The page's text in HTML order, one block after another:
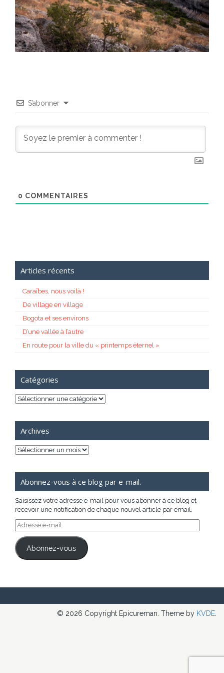
S’abonner
0 COMMENTAIRES
Articles récents
Caraïbes, nous voilà !
De village en village
Bogota et ses environs
D’une vallée à l’autre
En route pour la ville du « printemps éternel »
Catégories
Catégories
Archives
Archives
Abonnez-vous à ce blog par e-mail.
Saisissez votre adresse e-mail pour vous abonner à ce blog et
recevoir une notification de chaque nouvel article par email.
Adresse
e-
mail
Abonnez-vous
© 2026 Copyright Epicureman. Theme by KVDE.